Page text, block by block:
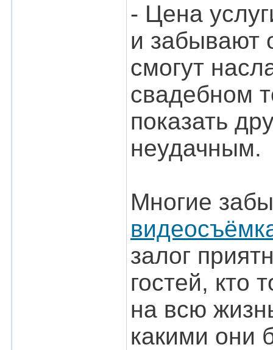
- Цена
и забывают
смогут
свадебном
показать
неудачным.
Многие
залог
гостей, кто
на всю
какими они